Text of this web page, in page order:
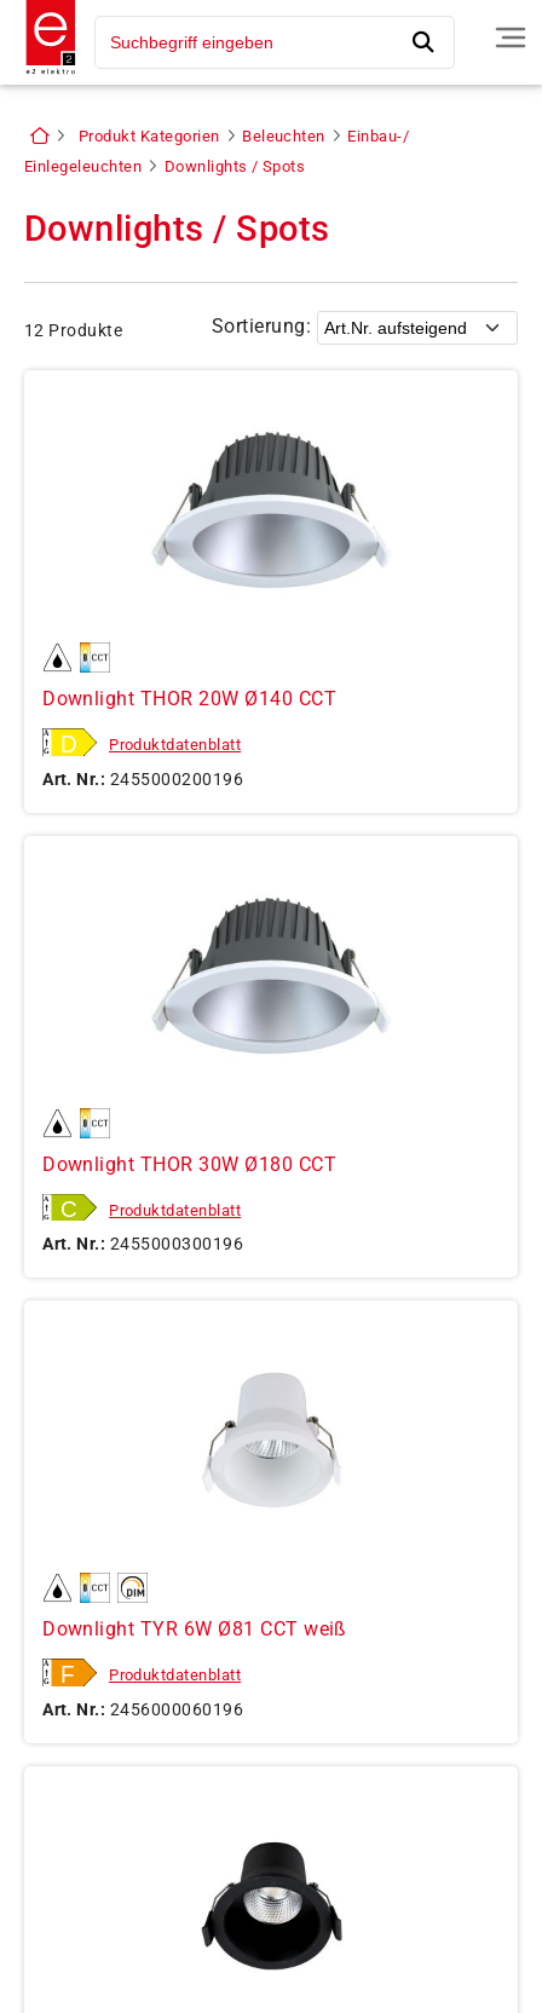
Produkt Kategorien Beleuchten
Einbau-/
Einlegeleuchten
Downlights / Spots
Downlights / Spots
12 Produkte Sortierung:
Downlight THOR 20W Ø140 CCT
Produktdatenblatt
Art. Nr.: 2455000200196
Downlight THOR 30W Ø180 CCT
Produktdatenblatt
Art. Nr.: 2455000300196
Downlight TYR 6W Ø81 CCT weiß
Produktdatenblatt
Art. Nr.: 2456000060196